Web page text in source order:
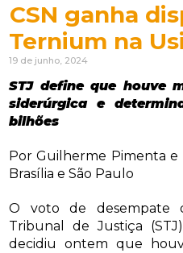
CSN ganha
Ternium na
19 de junho, 2024
STJ define que houve
siderúrgica e
bilhões
Por Guilherme Pimenta
Brasília e São Paulo
O voto de desempate
Tribunal de Justiça
decidiu ontem que